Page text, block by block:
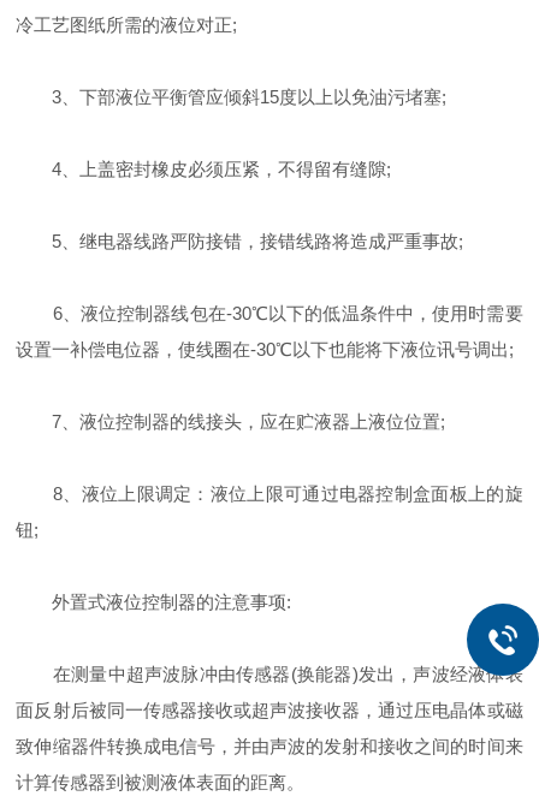
冷工艺图纸所需的液位对正;
3、下部液位平衡管应倾斜15度以上以免油污堵塞;
4、上盖密封橡皮必须压紧，不得留有缝隙;
5、继电器线路严防接错，接错线路将造成严重事故;
6、液位控制器线包在-30℃以下的低温条件中，使用时需要
设置一补偿电位器，使线圈在-30℃以下也能将下液位讯号调出;
7、液位控制器的线接头，应在贮液器上液位位置;
8、液位上限调定：液位上限可通过电器控制盒面板上的旋
钮;
外置式液位控制器的注意事项:
在测量中超声波脉冲由传感器(换能器)发出，声波经液体表
面反射后被同一传感器接收或超声波接收器，通过压电晶体或磁
致伸缩器件转换成电信号，并由声波的发射和接收之间的时间来
计算传感器到被测液体表面的距离。